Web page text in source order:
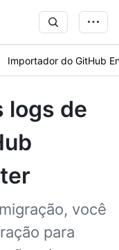
Importador do GitHub
logs de
você
para